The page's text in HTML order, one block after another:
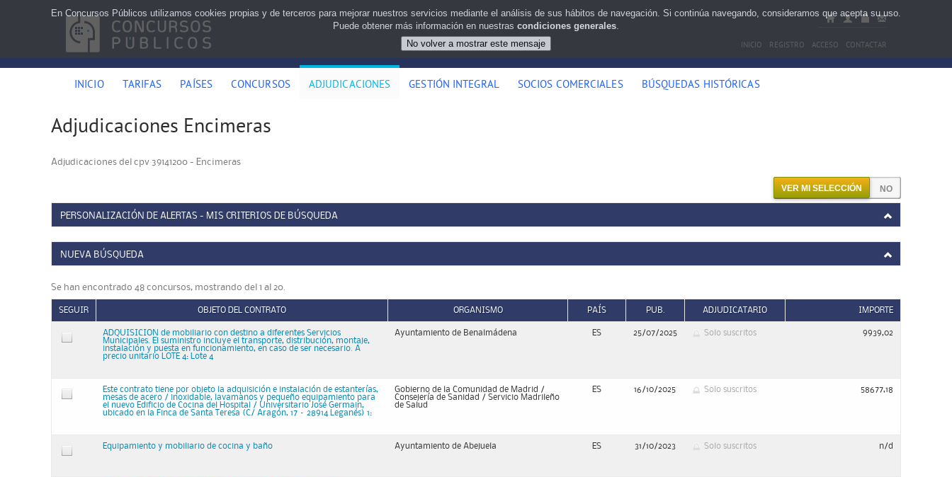
INICIO REGISTRO ACCESO CONTACTAR
INICIO TARIFAS PAÍSES CONCURSOS ADJUDICACIONES GESTIÓN INTEGRAL SOCIOS COMERCIALES BÚSQUEDAS HISTÓRICAS
Adjudicaciones Encimeras
Adjudicaciones del cpv 39141200 - Encimeras
VER MI SELECCIÓN
PERSONALIZACIÓN DE ALERTAS - MIS CRITERIOS DE BÚSQUEDA
NUEVA BÚSQUEDA
Se han encontrado 48 concursos, mostrando del 1 al 20.
SEGUIR OBJETO DEL CONTRATO ORGANISMO PAÍS PUB. ADJUDICATARIO IMPORTE
ADQUISICION de mobiliario con destino a diferentes Servicios
Municipales. El suministro incluye el transporte, distribución, montaje,
instalación y puesta en funcionamiento, en caso de ser necesario. A
precio unitario LOTE 4: Lote 4
Ayuntamiento de Benalmádena ES 25/07/2025 Solo suscritos 9939,02
Este contrato tiene por objeto la adquisición e instalación de estanterías,
mesas de acero / inoxidable, lavamanos y pequeño equipamiento para
el nuevo Edificio de Cocina del Hospital / Universitario José Germain,
ubicado en la Finca de Santa Teresa (C/ Aragón, 17 – 28914 Leganés) 1:
Gobierno de la Comunidad de Madrid /
Consejería de Sanidad / Servicio Madrileño
de Salud
ES 16/10/2025 Solo suscritos 58677,18
Equipamiento y mobiliario de cocina y baño Ayuntamiento de Abejuela ES 31/10/2023 Solo suscritos n/d
En Concursos Públicos utilizamos cookies propias y de terceros para mejorar nuestros servicios mediante el análisis de sus hábitos de navegación. Si continúa navegando, consideramos que acepta su uso.
Puede obtener más información en nuestras condiciones generales.